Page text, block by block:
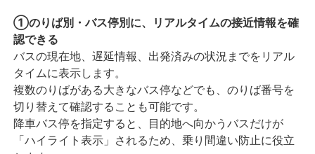
①のりば別・バス停別に、リアルタイムの接近情報を確
認できる
バスの現在地、遅延情報、出発済みの状況までをリアル
タイムに表示します。
複数のりばがある大きなバス停などでも、のりば番号を
切り替えて確認することも可能です。
降車バス停を指定すると、目的地へ向かうバスだけが
「ハイライト表示」されるため、乗り間違い防止に役立